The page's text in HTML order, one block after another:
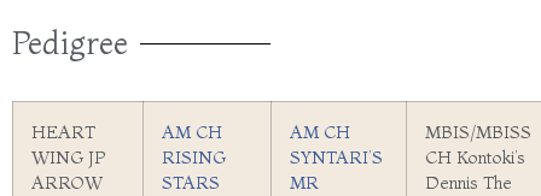
Pedigree
HEART
WING JP
ARROW
AM CH
RISING
STARS
AM CH
SYNTARI’S
MR
MBIS/MBISS
CH Kontoki’s
Dennis The